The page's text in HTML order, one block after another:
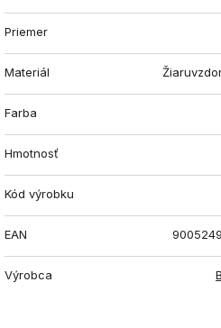
Priemer
Materiál
Farba
Hmotnosť
Kód výrobku
EAN
Výrobca